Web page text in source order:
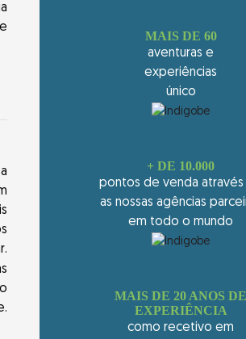
MAIS DE 60
aventuras e
experiências
único
+ DE 10.000
pontos de venda
as nossas agências
em todo o mundo
MAIS DE 20 ANOS DE
EXPERIÊNCIA
como recetivo em